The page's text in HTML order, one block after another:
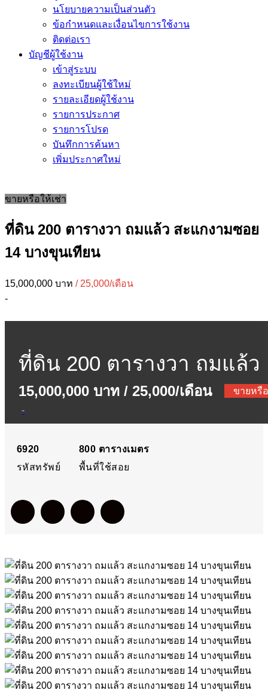
นโยบายความเป็นส่วนตัว
ข้อกำหนดและเงื่อนไขการใช้งาน
ติดต่อเรา
บัญชีผู้ใช้งาน
เข้าสู่ระบบ
ลงทะเบียนผู้ใช้ใหม่
รายละเอียดผู้ใช้งาน
รายการประกาศ
รายการโปรด
บันทึกการค้นหา
เพิ่มประกาศใหม่
ขายหรือให้เช่า
ที่ดิน 200 ตารางวา ถมแล้ว สะแกงามซอย
14 บางขุนเทียน
15,000,000 บาท / 25,000/เดือน
-
ที่ดิน 200 ตารางวา ถมแล้ว
สะแกงามซอย 14
บางขุนเทียน
15,000,000 บาท / 25,000/เดือน
ขายหรื
-
6920
รหัสทรัพย์
800 ตารางเมตร
พื้นที่ใช้สอย